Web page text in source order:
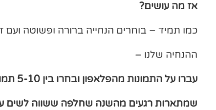
אז מה עושים?
כמו תמיד – בוחרים הנחייה ברורה ופשוטה
ההנחיה שלנו –
עברו על התמונות מהפלאפון ובחרו בין 5-10 תמונות
שמתארות רגעים מהשנה שחלפה ששווה לשים